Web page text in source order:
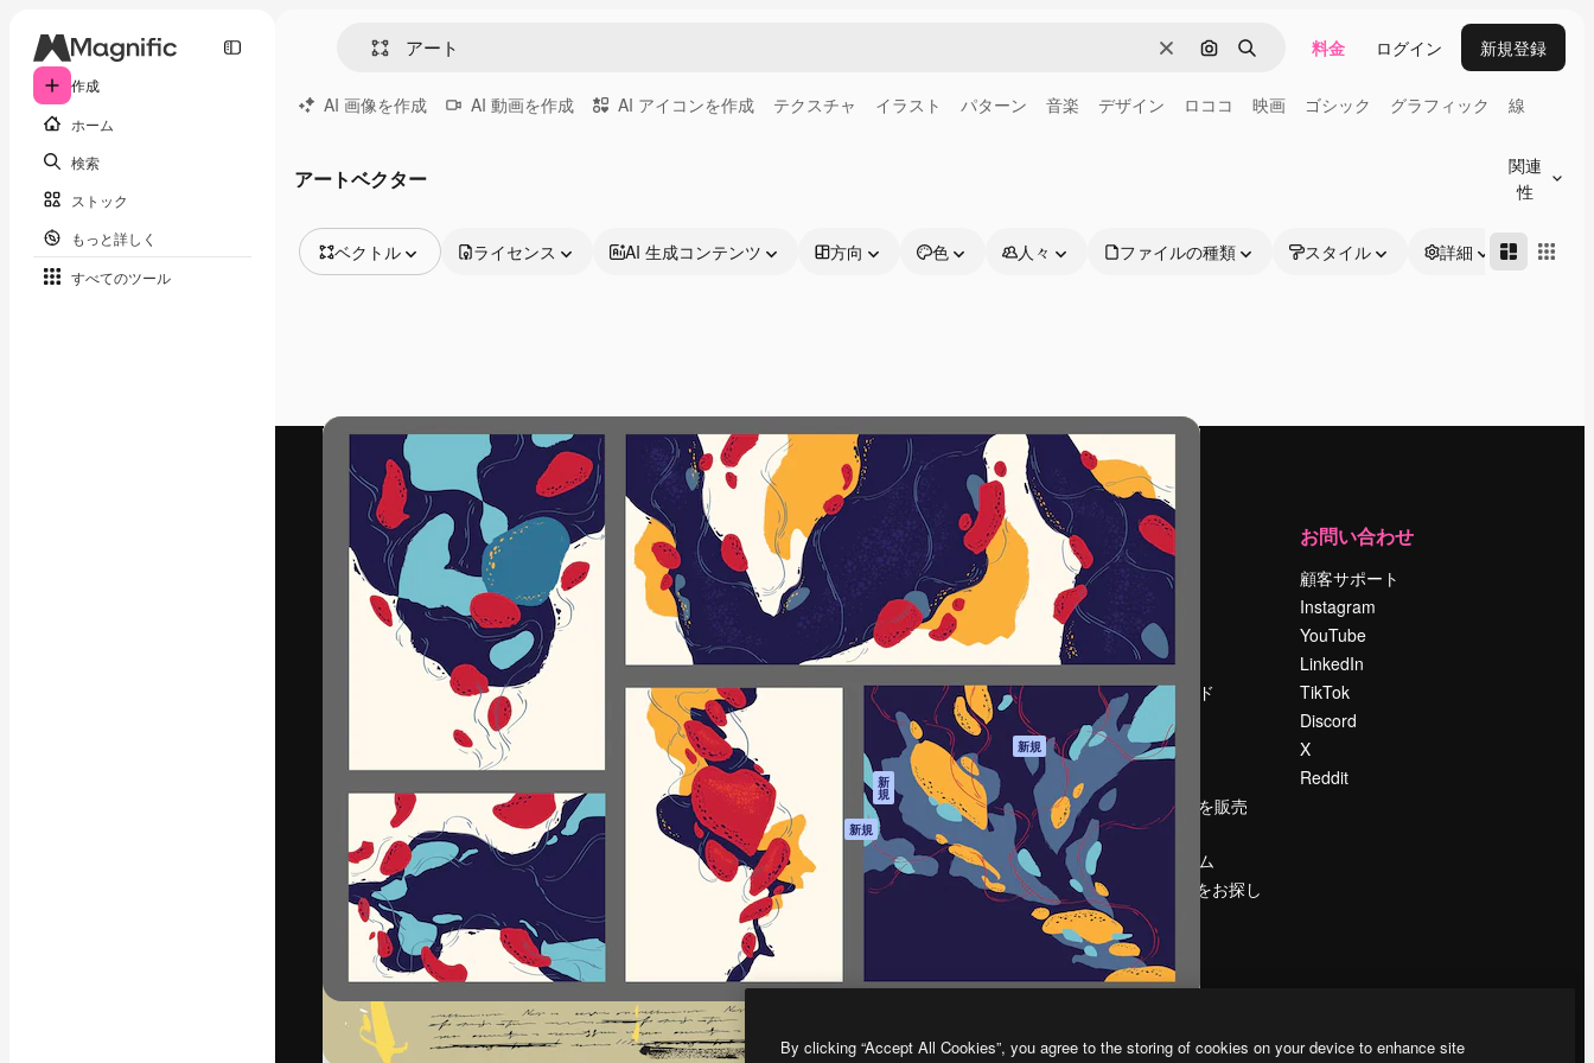
作成
ホーム
検索
ストック
もっと詳しく
すべてのツール
消去 画像で検索
検索 料金 ログイン 新規登録
AI 画像を作成 AI 動画を作成 AI アイコンを作成 テクスチャ イラスト パターン 音楽 デザイン ロココ 映画 ゴシック グラフィック 線
アートベクター
関連
性
ベクトル
動画
モーショングラフィックス
動画テンプレート
アイコン
3D モデル
フォント
ライセンス AI 生成コンテンツ 方向 色 人々 ファイルの種類 スタイル 詳細
最高のクリエイティブ制作を導くためのプラ
ットフォーム。クリエイター、企業、代理
店、スタジオを含む100万人以上が利用して
います。
日本語
製品
Spaces
AI アシスタント
AI 画像生成ツール
AI 動画生成ツール
AI 音声合成ツール
ツ
Claude/ChatGPT
向けMCP
新
規
エージェント 新規
API
モバイルアプリ
すべてのMagnificツ
ール
はじめに
Academy
ドキュメント
サポート
利用規約
プライバシーポリ
シー
オリジナル
新規
クッキーポリシー
トラストセンター
アフィリエイト
法人向け
運営
料金
会社概要
Reviews
採用情報
検索トレンド
ブログ
イベント
Slidesgo
コンテンツを販売
する
プレスルーム
magnific.aiをお探し
ですか？
お問い合わせ
顧客サポート
Instagram
YouTube
LinkedIn
TikTok
Discord
X
Reddit
Copyright © 2010-2026 Freepik Company S.L.U.無断複写・転載を禁じます
By clicking “Accept All Cookies”, you agree to the storing of cookies on your device to enhance site